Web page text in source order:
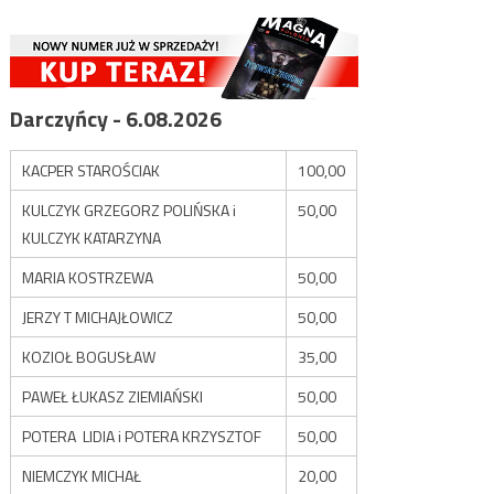
Darczyńcy - 6.08.2026
KACPER STAROŚCIAK
100,00
KULCZYK GRZEGORZ POLIŃSKA i
KULCZYK KATARZYNA
50,00
MARIA KOSTRZEWA
50,00
JERZY T MICHAJŁOWICZ
50,00
KOZIOŁ BOGUSŁAW
35,00
PAWEŁ ŁUKASZ ZIEMIAŃSKI
50,00
POTERA LIDIA i POTERA KRZYSZTOF
50,00
NIEMCZYK MICHAŁ
20,00